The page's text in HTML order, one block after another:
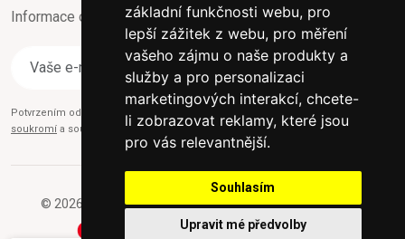
základní funkčnosti webu, pro
lepší zážitek z webu, pro měření
vašeho zájmu o naše produkty a
služby a pro personalizaci
marketingových interakcí, chcete-
li zobrazovat reklamy, které jsou
pro vás relevantnější.
Souhlasím
Upravit mé předvolby
Informace o Novinkách a užitečné rady max. 1x za týden
Odebírat
Potvrzením odběru současně souhlasíte s našimi podmínkami o
soukromí a současně nám udělujete souhlas se zasíláním obchodních e-mailů.
© 2026 Furniture-nabytek.cz - Všechna práva vyhrazena.